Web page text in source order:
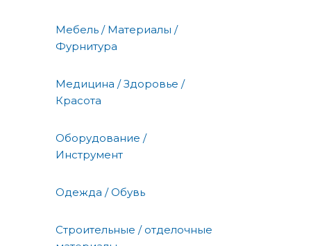
Мебель / Материалы /
Фурнитура
Медицина / Здоровье /
Красота
Оборудование /
Инструмент
Одежда / Обувь
Строительные / отделочные